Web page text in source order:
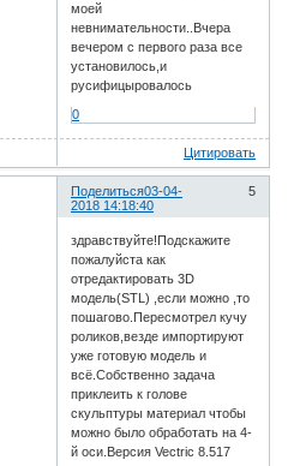
моей
невнимательности..Вчера
вечером с первого раза все
установилось,и
русифицыровалось
0
Цитировать
Поделиться 5
03-04-
2018 14:18:40
здравствуйте!Подскажите
пожалуйста как
отредактировать 3D
модель(STL) ,если можно ,то
пошагово.Пересмотрел кучу
роликов,везде импортируют
уже готовую модель и
всё.Собственно задача
приклеить к голове
скульптуры материал чтобы
можно было обработать на 4-
й оси.Версия Vectric 8.517